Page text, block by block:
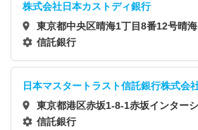
株式会社日本カストディ銀行
東京都中央区晴海1丁目8番12号晴
ンスクエア オフィスタワーZ棟
信託銀行
日本マスタートラスト信託銀行株式会
東京都港区赤坂1-8-1赤坂インター
信託銀行